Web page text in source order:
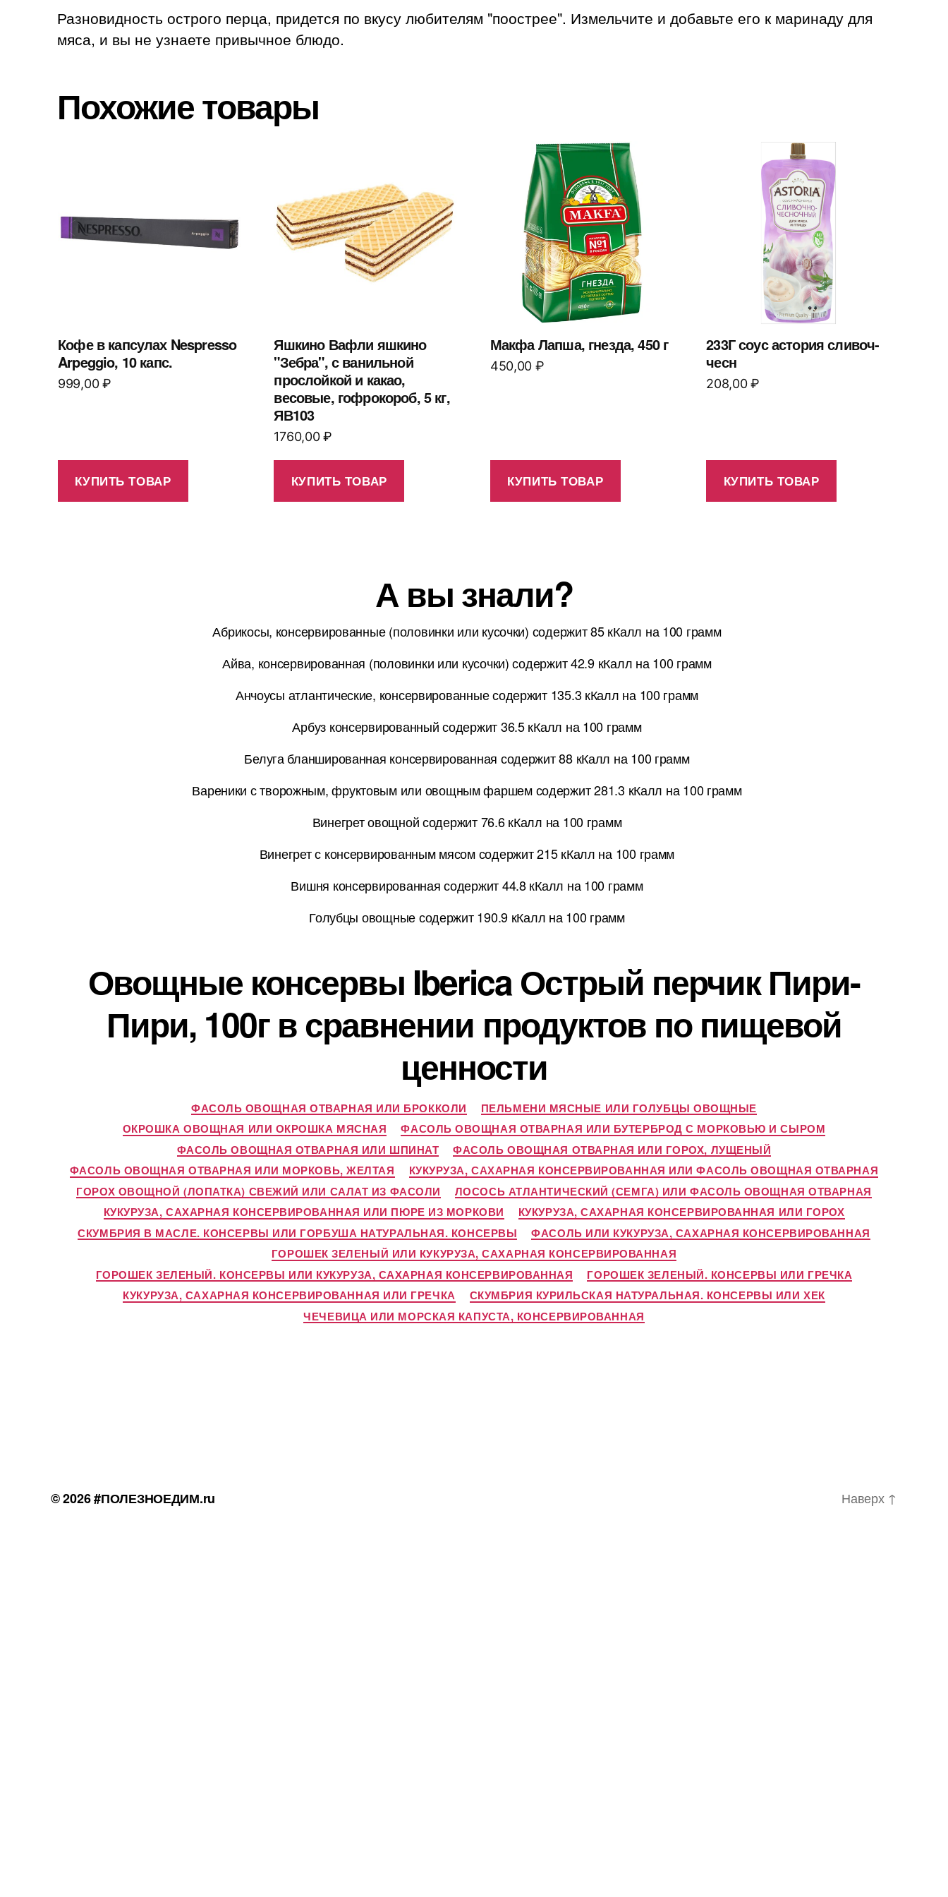
Разновидность острого перца, придется по вкусу любителям "поострее". Измельчите и добавьте его к маринаду для
мяса, и вы не узнаете привычное блюдо.
Похожие товары
Кофе в капсулах Nespresso
Arpeggio, 10 капс.
999,00₽
КУПИТЬ ТОВАР
Яшкино Вафли яшкино
"Зебра", с ванильной
прослойкой и какао,
весовые, гофрокороб, 5 кг,
ЯВ103
1760,00₽
КУПИТЬ ТОВАР
Макфа Лапша, гнезда, 450 г
450,00 ₽
КУПИТЬ ТОВАР
233Г соус астория сливоч-
чесн
208,00₽
КУПИТЬ ТОВАР
А вы знали?
Абрикосы, консервированные (половинки или кусочки) содержит 85 кКалл на 100 грамм
Айва, консервированная (половинки или кусочки) содержит 42.9 кКалл на 100 грамм
Анчоусы атлантические, консервированные содержит 135.3 кКалл на 100 грамм
Арбуз консервированный содержит 36.5 кКалл на 100 грамм
Белуга бланшированная консервированная содержит 88 кКалл на 100 грамм
Вареники с творожным, фруктовым или овощным фаршем содержит 281.3 кКалл на 100 грамм
Винегрет овощной содержит 76.6 кКалл на 100 грамм
Винегрет с консервированным мясом содержит 215 кКалл на 100 грамм
Вишня консервированная содержит 44.8 кКалл на 100 грамм
Голубцы овощные содержит 190.9 кКалл на 100 грамм
Овощные консервы Iberica Острый перчик Пири-
Пири, 100г в сравнении продуктов по пищевой
ценности
ФАСОЛЬ ОВОЩНАЯ ОТВАРНАЯ ИЛИ БРОККОЛИ
ПЕЛЬМЕНИ МЯСНЫЕ ИЛИ ГОЛУБЦЫ ОВОЩНЫЕ
ОКРОШКА ОВОЩНАЯ ИЛИ ОКРОШКА МЯСНАЯ
ФАСОЛЬ ОВОЩНАЯ ОТВАРНАЯ ИЛИ БУТЕРБРОД С МОРКОВЬЮ И СЫРОМ
ФАСОЛЬ ОВОЩНАЯ ОТВАРНАЯ ИЛИ ШПИНАТ
ФАСОЛЬ ОВОЩНАЯ ОТВАРНАЯ ИЛИ ГОРОХ, ЛУЩЕНЫЙ
ФАСОЛЬ ОВОЩНАЯ ОТВАРНАЯ ИЛИ МОРКОВЬ, ЖЕЛТАЯ
КУКУРУЗА, САХАРНАЯ КОНСЕРВИРОВАННАЯ ИЛИ ФАСОЛЬ ОВОЩНАЯ ОТВАРНАЯ
ГОРОХ ОВОЩНОЙ (ЛОПАТКА) СВЕЖИЙ ИЛИ САЛАТ ИЗ ФАСОЛИ
ЛОСОСЬ АТЛАНТИЧЕСКИЙ (СЕМГА) ИЛИ ФАСОЛЬ ОВОЩНАЯ ОТВАРНАЯ
КУКУРУЗА, САХАРНАЯ КОНСЕРВИРОВАННАЯ ИЛИ ПЮРЕ ИЗ МОРКОВИ
КУКУРУЗА, САХАРНАЯ КОНСЕРВИРОВАННАЯ ИЛИ ГОРОХ
СКУМБРИЯ В МАСЛЕ. КОНСЕРВЫ ИЛИ ГОРБУША НАТУРАЛЬНАЯ. КОНСЕРВЫ
ФАСОЛЬ ИЛИ КУКУРУЗА, САХАРНАЯ КОНСЕРВИРОВАННАЯ
ГОРОШЕК ЗЕЛЕНЫЙ ИЛИ КУКУРУЗА, САХАРНАЯ КОНСЕРВИРОВАННАЯ
ГОРОШЕК ЗЕЛЕНЫЙ. КОНСЕРВЫ ИЛИ КУКУРУЗА, САХАРНАЯ КОНСЕРВИРОВАННАЯ
ГОРОШЕК ЗЕЛЕНЫЙ. КОНСЕРВЫ ИЛИ ГРЕЧКА
КУКУРУЗА, САХАРНАЯ КОНСЕРВИРОВАННАЯ ИЛИ ГРЕЧКА
СКУМБРИЯ КУРИЛЬСКАЯ НАТУРАЛЬНАЯ. КОНСЕРВЫ ИЛИ ХЕК
ЧЕЧЕВИЦА ИЛИ МОРСКАЯ КАПУСТА, КОНСЕРВИРОВАННАЯ
© 2026#ПОЛЕЗНОЕДИМ.ru Наверх ↑